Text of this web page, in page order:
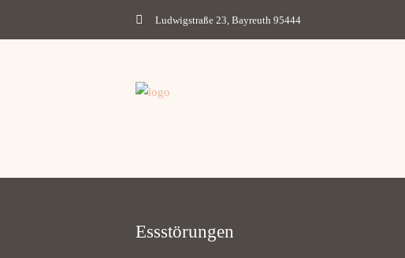
Ludwigstraße 23, Bayreuth 95444
Essstörungen